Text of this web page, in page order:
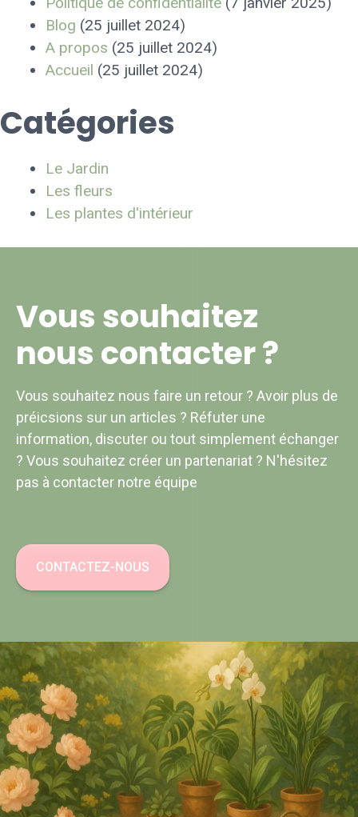
Blog (25 juillet 2024)
A propos (25 juillet 2024)
Accueil (25 juillet 2024)
Catégories
Le Jardin
Les fleurs
Les plantes d'intérieur
Vous souhaitez
nous contacter ?
Vous souhaitez nous faire un retour ? Avoir plus de
préicsions sur un articles ? Réfuter une
information, discuter ou tout simplement échanger
? Vous souhaitez créer un partenariat ? N'hésitez
pas à contacter notre équipe
CONTACTEZ-NOUS